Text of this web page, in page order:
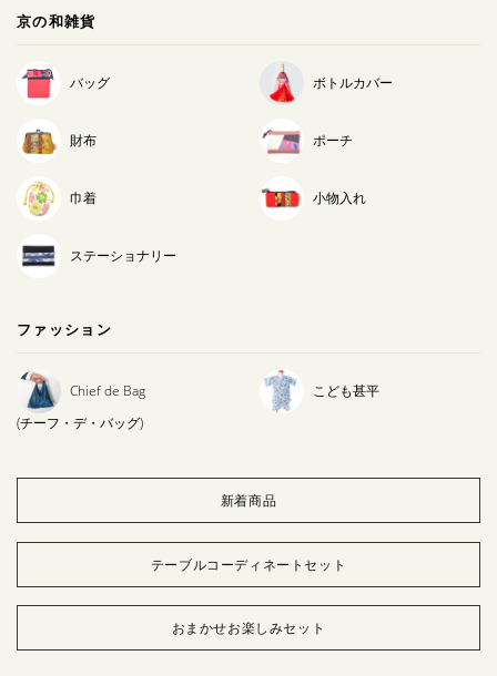
京の和雑貨
バッグ ボトルカバー
財布 ポーチ
巾着 小物入れ
ステーショナリー
ファッション
Chief de Bag
(チーフ・デ・バッグ)
こども甚平
新着商品
テーブルコーディネートセット
おまかせお楽しみセット